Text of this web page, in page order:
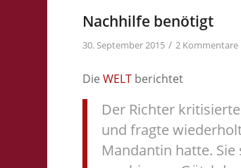
Nachhilfe benötigt
30. September 2015 / 2 Kommentare
DieWELT berichtet
Der Richter
und fragte
Mandantin hatte.